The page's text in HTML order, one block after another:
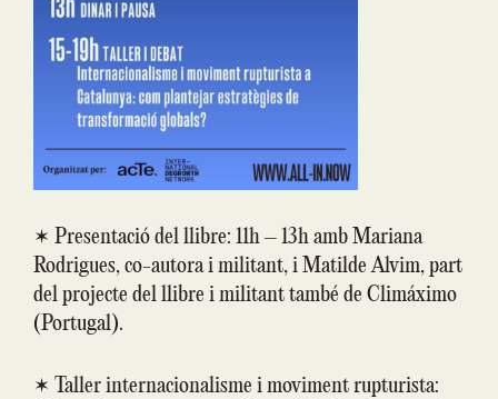
✶ Presentació del llibre: 11h – 13h amb Mariana
Rodrigues, co-autora i militant, i Matilde Alvim, part
del projecte del llibre i militant també de Climáximo
(Portugal).
✶ Taller internacionalisme i moviment rupturista: